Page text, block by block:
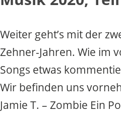
Weiter geht’s mit der
Zehner-Jahren. Wie im
Songs etwas
Wir befinden uns
Jamie T. – Zombie Ein